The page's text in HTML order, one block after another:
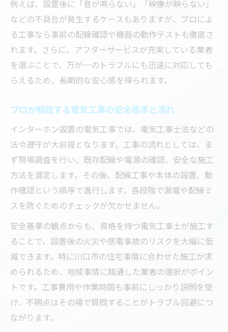
モニター付きインターホン導入の工事ポイ
ント
電気工事士が推奨する防犯機能付き製品と
は
交換時に優先すべき防犯対策のチェック項
工事費込みで考える安心の機能選び
インターホン工事を依頼するなら失敗しないコ
ツ
電気工事依頼前に確認したい安心ポイント
見積もり時の電気工事費用比較のコツ
口コミ活用で見抜く信頼できる業者の特徴
インターホン工事依頼時の要望伝達術
電気工事士資格の有無をしっかり確認
交換や設置前に知るべき電気工事の基礎知識
インターホン交換前に学ぶ電気工事の仕組
み
安心設置のための工事費用と内訳の基礎
インターホン設置に必要な電気工事士資格
とは
例えば、設置後に「音が鳴らない」「映像が映らない」
などの不具合が発生するケースもありますが、プロによ
る工事なら事前の配線確認や機器の動作テストも徹底さ
れます。さらに、アフターサービスが充実している業者
を選ぶことで、万が一のトラブルにも迅速に対応しても
らえるため、長期的な安心感を得られます。
プロが解説する電気工事の安全基準と流れ
インターホン設置の電気工事では、電気工事士法などの
法令遵守が大前提となります。工事の流れとしては、ま
ず現場調査を行い、既存配線や電源の確認、安全な施工
方法を選定します。その後、配線工事や本体の設置、動
作確認という順序で進行します。各段階で漏電や配線ミ
スを防ぐためのチェックが欠かせません。
安全基準の観点からも、資格を持つ電気工事士が施工す
ることで、設置後の火災や感電事故のリスクを大幅に低
減できます。特に川口市の住宅事情に合わせた施工が求
められるため、地域事情に精通した業者の選択がポイン
トです。工事費用や作業時間も事前にしっかり説明を受
け、不明点はその場で質問することがトラブル回避につ
ながります。